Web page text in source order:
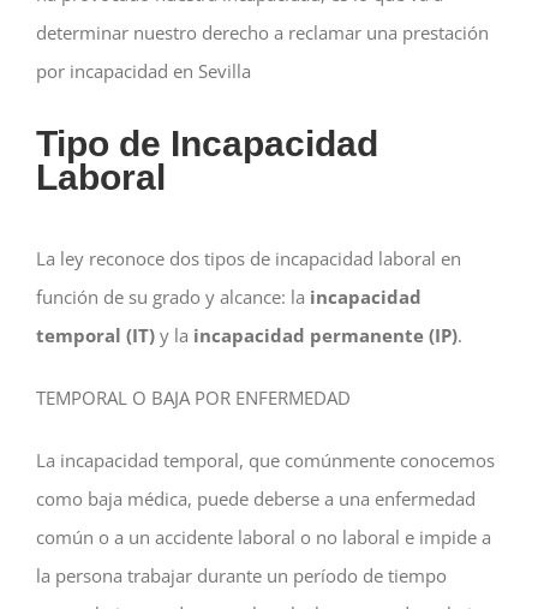
determinar nuestro derecho a reclamar una prestación
por incapacidad en Sevilla
Tipo de Incapacidad
Laboral
La ley reconoce dos tipos de incapacidad laboral en
función de su grado y alcance: la incapacidad
temporal (IT)y la incapacidad permanente (IP).
TEMPORAL O BAJA POR ENFERMEDAD
La incapacidad temporal, que comúnmente conocemos
como baja médica, puede deberse a una enfermedad
común o a un accidente laboral o no laboral e impide a
la persona trabajar durante un período de tiempo